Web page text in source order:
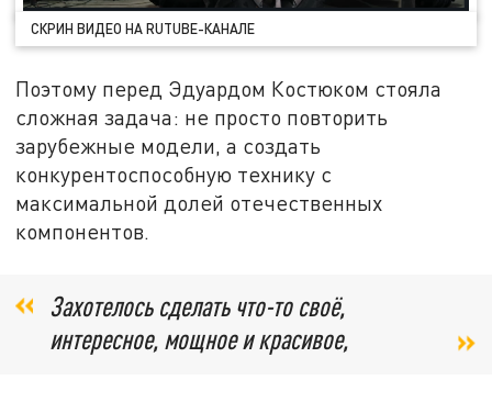
СКРИН ВИДЕО НА RUTUBE-КАНАЛЕ
Поэтому перед Эдуардом Костюком стояла
сложная задача: не просто повторить
зарубежные модели, а создать
конкурентоспособную технику с
максимальной долей отечественных
компонентов.
Захотелось сделать что-то своё,
интересное, мощное и красивое,